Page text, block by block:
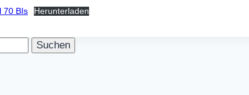
70 BIs Herunterladen